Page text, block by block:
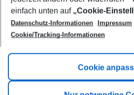
Footer
Footer navigation
Title A
Link A
einfach unten auf „Cookie-
Datenschutz-Informationen
Impressum
Cookie/Tracking-Informationen
Cookie